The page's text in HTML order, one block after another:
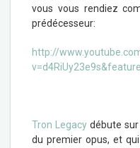
vous vous rendiez
prédécesseur:
http://
Tron Legacydébute sur
du premier opus, et